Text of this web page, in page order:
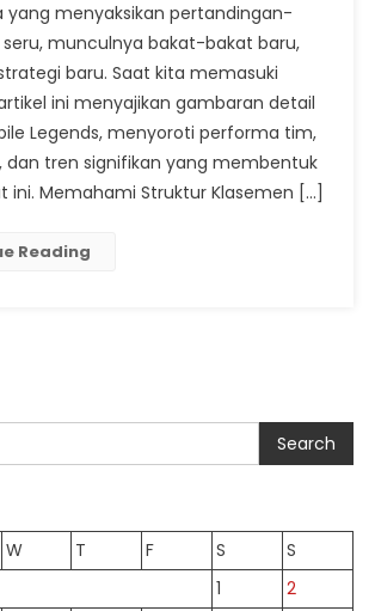
menyaksikan pertandingan-
munculnya bakat-bakat baru,
baru. Saat kita memasuki
ini menyajikan gambaran detail
Legends, menyoroti performa tim,
dan tren signifikan yang membentuk
ini. Memahami Struktur Klasemen […]
Reading
Search
W T F S
S
1
2